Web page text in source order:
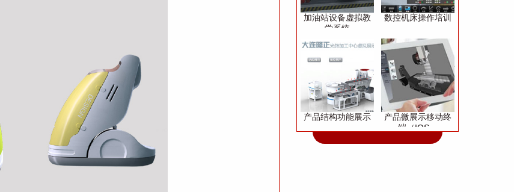
加油站设备虚拟教
学系统
数控机床操作培训
产品结构功能展示
产品微展示移动终
端（IOS、